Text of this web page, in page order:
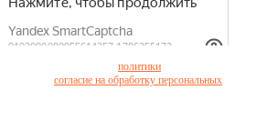
политики
согласие на обработку персональных